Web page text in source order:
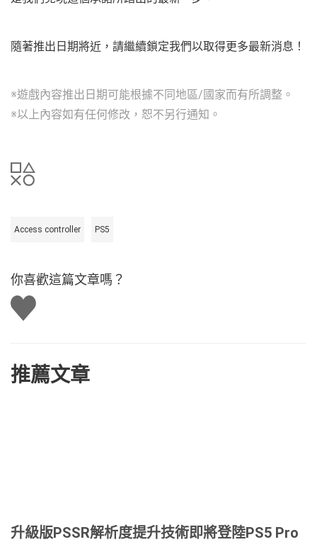
隨著推出日期將近，請繼續鎖定我們以取得更多最新消息！
※遊戲內容推出日期可能根據不同地區/國家而有所調整。
※以上內容如有任何修改，恕不另行通知。
Access controller PS5
你喜歡這篇文章嗎？
讚
推薦文章
升級版PSSR解析度提升技術即將登陸PS5 Pro